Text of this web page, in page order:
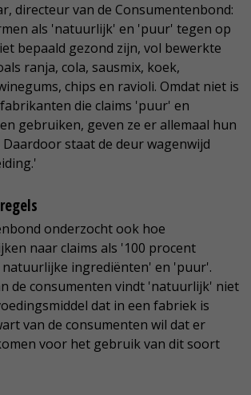
directeur van de Consumentenbond:
als 'natuurlijk' en 'puur' tegen op
bepaald gezond zijn, vol bewerkte
ranja, cola, sausmix, koek,
chips en ravioli. Omdat niet is
die claims 'puur' en
gebruiken, geven ze er allemaal hun
staat de deur wagenwijd
onderzocht ook hoe
naar claims als '100 procent
ingrediënten' en 'puur'.
de consumenten vindt 'natuurlijk' niet
dat in een fabriek is
van de consumenten wil dat er
voor het gebruik van dit soort